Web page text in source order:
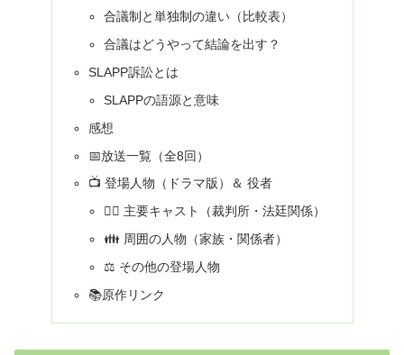
合議制と単独制の違い（比較表）
合議はどうやって結論を出す？
SLAPP訴訟とは
SLAPPの語源と意味
感想
📅放送一覧（全8回）
📺 登場人物（ドラマ版）＆ 役者
🧑‍⚖️ 主要キャスト（裁判所・法廷関係）
👪 周囲の人物（家族・関係者）
⚖️ その他の登場人物
📚原作リンク